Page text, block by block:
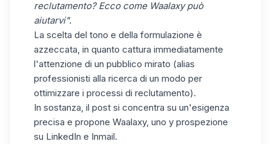
reclutamento? Ecco come Waalaxy può
aiutarvi".
La scelta del tono e della formulazione è
azzeccata, in quanto cattura immediatamente
l'attenzione di un pubblico mirato (alias
professionisti alla ricerca di un modo per
ottimizzare i processi di reclutamento).
In sostanza, il post si concentra su un'esigenza
precisa e propone Waalaxy, uno y prospezione
su LinkedIn e Inmail.